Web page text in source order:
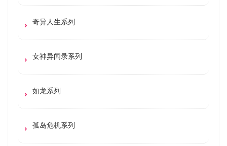
奇异人生系列
女神异闻录系列
如龙系列
孤岛危机系列